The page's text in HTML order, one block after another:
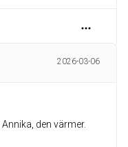
2026-03-06
den värmer.